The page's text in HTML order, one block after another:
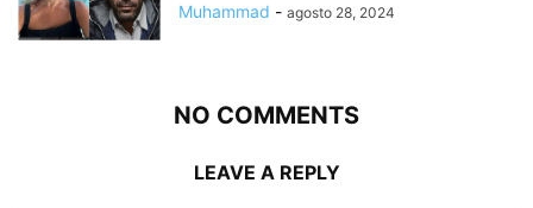
Muhammad - agosto 28, 2024
NO COMMENTS
LEAVE A REPLY